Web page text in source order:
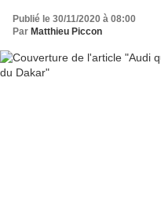
Publié le 30/11/2020 à 08:00
Par Matthieu Piccon